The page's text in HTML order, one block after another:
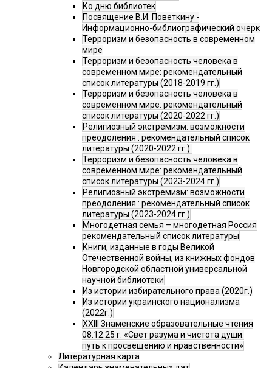
Ко дню библиотек
Посвящение В.И. Поветкину -
Информационно-библиографический очерк
Терроризм и безопасность в современном
мире
Терроризм и безопасность человека в
современном мире: рекомендательный
список литературы (2018-2019 гг.)
Терроризм и безопасность человека в
современном мире: рекомендательный
список литературы (2020-2022 гг.)
Религиозный экстремизм: возможности
преодоления : рекомендательный список
литературы (2020-2022 гг.).
Терроризм и безопасность человека в
современном мире: рекомендательный
список литературы (2023-2024 гг.)
Религиозный экстремизм: возможности
преодоления : рекомендательный список
литературы (2023-2024 гг.)
Многодетная семья – многодетная Россия
рекомендательный список литературы
Книги, изданные в годы Великой
Отечественной войны, из книжных фондов
Новгородской областной универсальной
научной библиотеки
Из истории избирательного права (2020г.)
Из истории украинского национализма
(2022г.)
XXIII Знаменские образовательные чтения
08.12.25 г. «Свет разума и чистота души:
путь к просвещению и нравственности»
Литературная карта